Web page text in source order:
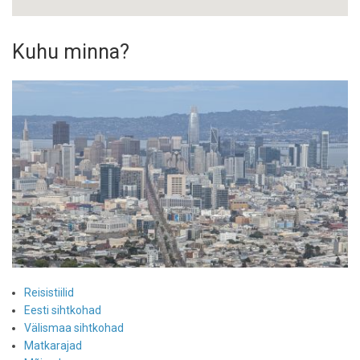
Kuhu minna?
Reisistiilid
Eesti sihtkohad
Välismaa sihtkohad
Matkarajad